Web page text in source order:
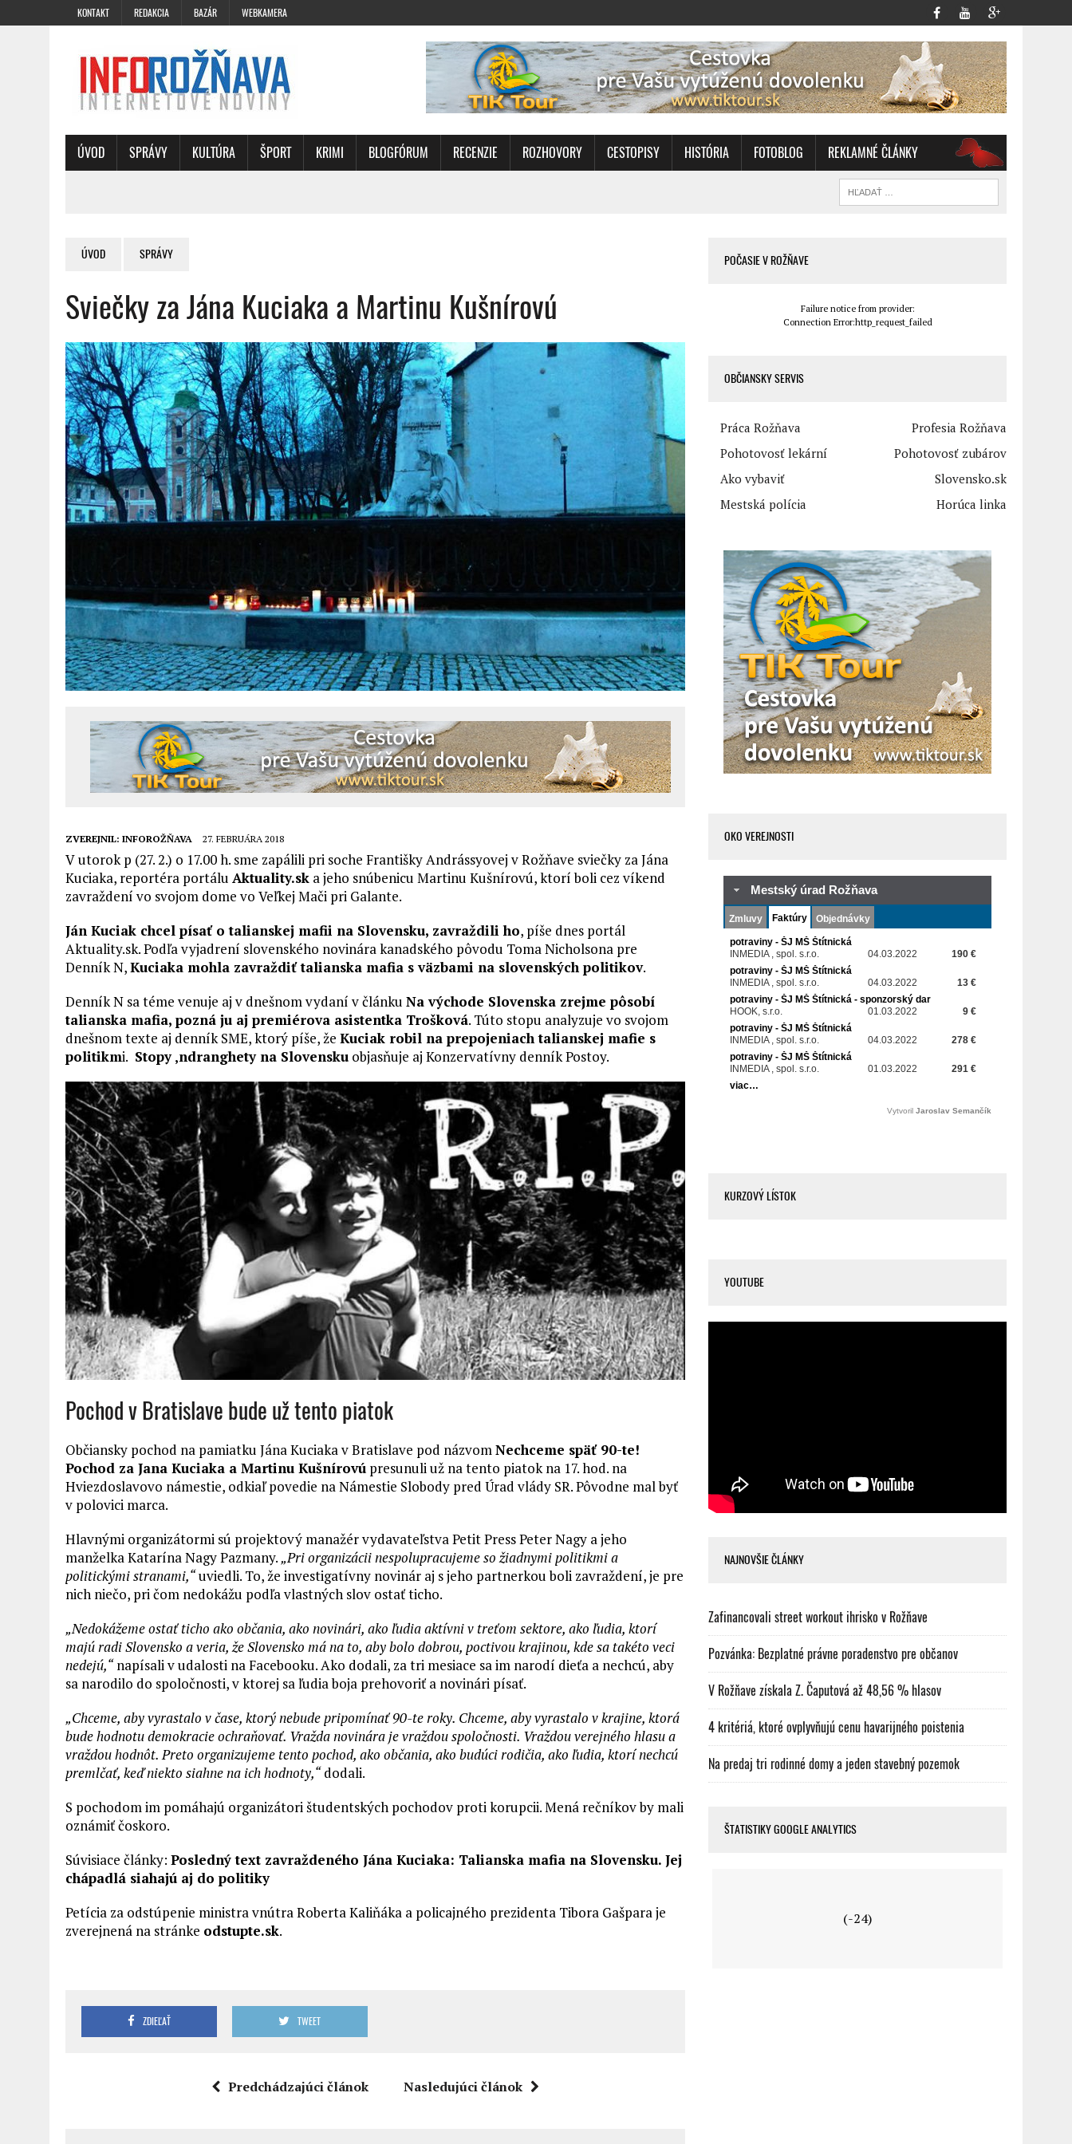
KONTAKT REDAKCIA BAZÁR WEBKAMERA
ÚVOD SPRÁVY KULTÚRA ŠPORT KRIMI BLOGFÓRUM RECENZIE ROZHOVORY CESTOPISY HISTÓRIA FOTOBLOG REKLAMNÉ ČLÁNKY OZ
ÚVOD SPRÁVY
Sviečky za Jána Kuciaka a Martinu Kušnírovú
ZVEREJNIL: INFOROŽŇAVA 27. FEBRUÁRA 2018
V utorok p (27. 2.) o 17.00 h. sme zapálili pri soche Františky Andrássyovej v Rožňave sviečky za Jána
Kuciaka, reportéra portálu Aktuality.sk a jeho snúbenicu Martinu Kušnírovú, ktorí boli cez víkend
zavraždení vo svojom dome vo Veľkej Mači pri Galante.
Ján Kuciak chcel písať o talianskej mafii na Slovensku, zavraždili ho, píše dnes portál
Aktuality.sk. Podľa vyjadrení slovenského novinára kanadského pôvodu Toma Nicholsona pre
Denník N,Kuciaka mohla zavraždiť talianska mafia s väzbami na slovenských politikov.
Denník N sa téme venuje aj v dnešnom vydaní v článku Na východe Slovenska zrejme pôsobí
talianska mafia, pozná ju aj premiérova asistentka Trošková. Túto stopu analyzuje vo svojom
dnešnom texte aj denník SME, ktorý píše, že Kuciak robil na prepojeniach talianskej mafie s
politikmi. Stopy ‚ndranghety na Slovensku objasňuje aj Konzervatívny denník Postoy.
Pochod v Bratislave bude už tento piatok
Občiansky pochod na pamiatku Jána Kuciaka v Bratislave pod názvomNechceme späť 90-te!
Pochod za Jana Kuciaka a Martinu Kušnírovú presunuli už na tento piatok na 17. hod. na
Hviezdoslavovo námestie, odkiaľ povedie na Námestie Slobody pred Úrad vlády SR. Pôvodne mal byť
v polovici marca.
Hlavnými organizátormi sú projektový manažér vydavateľstva Petit Press Peter Nagy a jeho
manželka Katarína Nagy Pazmany.„Pri organizácii nespolupracujeme so žiadnymi politikmi a
politickými stranami,“uviedli. To, že investigatívny novinár aj s jeho partnerkou boli zavraždení, je pre
nich niečo, pri čom nedokážu podľa vlastných slov ostať ticho.
„Nedokážeme ostať ticho ako občania, ako novinári, ako ľudia aktívni v treťom sektore, ako ľudia, ktorí
majú radi Slovensko a veria, že Slovensko má na to, aby bolo dobrou, poctivou krajinou, kde sa takéto veci
nedejú,“napísali v udalosti na Facebooku. Ako dodali, za tri mesiace sa im narodí dieťa a nechcú, aby
sa narodilo do spoločnosti, v ktorej sa ľudia boja prehovoriť a novinári písať.
„Chceme, aby vyrastalo v čase, ktorý nebude pripomínať 90-te roky. Chceme, aby vyrastalo v krajine, ktorá
bude hodnotu demokracie ochraňovať. Vražda novinára je vraždou spoločnosti. Vraždou verejného hlasu a
vraždou hodnôt. Preto organizujeme tento pochod, ako občania, ako budúci rodičia, ako ľudia, ktorí nechcú
premlčať, keď niekto siahne na ich hodnoty,“dodali.
S pochodom im pomáhajú organizátori študentských pochodov proti korupcii. Mená rečníkov by mali
oznámiť čoskoro.
Súvisiace články: Posledný text zavraždeného Jána Kuciaka: Talianska mafia na Slovensku. Jej
chápadlá siahajú aj do politiky
Petícia za odstúpenie ministra vnútra Roberta Kaliňáka a policajného prezidenta Tibora Gašpara je
zverejnená na stránke odstupte.sk.
ZDIEĽAŤ TWEET
Predchádzajúci článok Nasledujúci článok
POČASIE V ROŽŇAVE
Failure notice from provider:
Connection Error:http_request_failed
OBČIANSKY SERVIS
Práca Rožňava
Profesia Rožňava
Pohotovosť lekární
Pohotovosť zubárov
Ako vybaviť
Slovensko.sk
Mestská polícia
Horúca linka
OKO VEREJNOSTI
KURZOVÝ LÍSTOK
YOUTUBE
NAJNOVŠIE ČLÁNKY
Zafinancovali street workout ihrisko v Rožňave
Pozvánka: Bezplatné právne poradenstvo pre občanov
V Rožňave získala Z. Čaputová až 48,56 % hlasov
4 kritériá, ktoré ovplyvňujú cenu havarijného poistenia
Na predaj tri rodinné domy a jeden stavebný pozemok
ŠTATISTIKY GOOGLE ANALYTICS
(-24)